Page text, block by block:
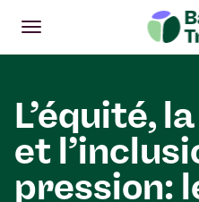
Ouvrir
Menu principal
L’équité,
et
pression: